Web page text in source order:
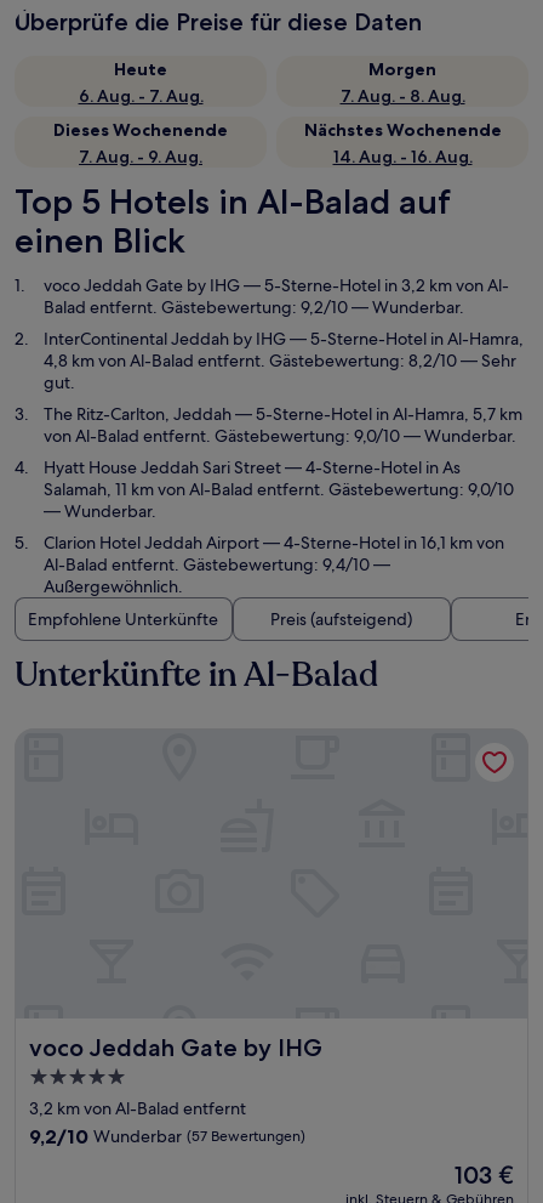
Überprüfe die Preise für diese Daten
Heute
6. Aug. - 7. Aug.
Morgen
7. Aug. - 8. Aug.
Dieses Wochenende
7. Aug. - 9. Aug.
Nächstes Wochenende
14. Aug. - 16. Aug.
Top 5 Hotels in Al-Balad auf
einen Blick
voco Jeddah Gate by IHG— 5-Sterne-Hotel in 3,2 km von Al-
Balad entfernt. Gästebewertung: 9,2/10 — Wunderbar.
InterContinental Jeddah by IHG— 5-Sterne-Hotel in Al-Hamra,
4,8 km von Al-Balad entfernt. Gästebewertung: 8,2/10 — Sehr
gut.
The Ritz-Carlton, Jeddah— 5-Sterne-Hotel in Al-Hamra, 5,7 km
von Al-Balad entfernt. Gästebewertung: 9,0/10 — Wunderbar.
Hyatt House Jeddah Sari Street— 4-Sterne-Hotel in As
Salamah, 11 km von Al-Balad entfernt. Gästebewertung: 9,0/10
— Wunderbar.
Clarion Hotel Jeddah Airport— 4-Sterne-Hotel in 16,1 km von
Al-Balad entfernt. Gästebewertung: 9,4/10 —
Außergewöhnlich.
Empfohlene Unterkünfte
Preis (aufsteigend)
Unterkünfte in Al-Balad
voco Jeddah Gate by IHG
voco Jeddah Gate by IHG
5.0-
Sterne-
Unterkunft
3,2 km von Al-Balad entfernt
9.2
9,2/10 Wunderbar (57 Bewertungen)
Der
Preis
103 €
inkl. Steuern & Gebühren